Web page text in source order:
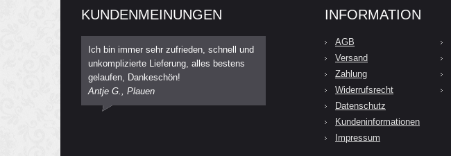
KUNDENMEINUNGEN
Ich bin immer sehr zufrieden, schnell und
unkomplizierte Lieferung, alles bestens
gelaufen, Dankeschön!
Antje G., Plauen
INFORMATION
AGB
Versand
Zahlung
Widerrufsrecht
Datenschutz
Kundeninformationen
Impressum